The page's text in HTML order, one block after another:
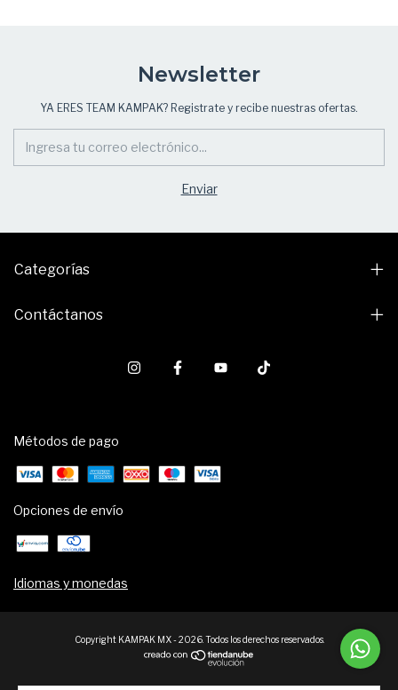
Newsletter
YA ERES TEAM KAMPAK? Registrate y recibe nuestras ofertas.
Categorías
Contáctanos
Métodos de pago
Opciones de envío
Idiomas y monedas
Copyright KAMPAK MX - 2026. Todos los derechos reservados.